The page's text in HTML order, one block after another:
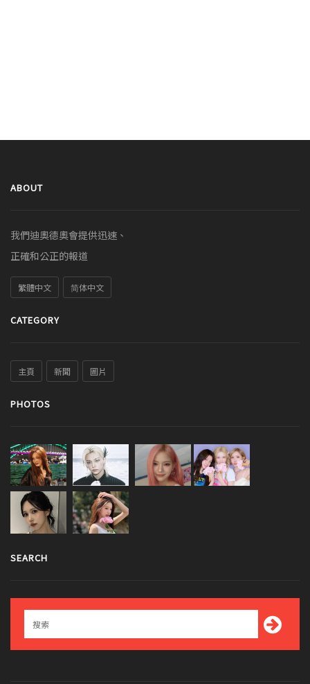
ABOUT
我們迪奧德奧會提供迅速、
正確和公正的報道
繁體中文 简体中文
CATEGORY
主頁 新聞 圖片
PHOTOS
SEARCH